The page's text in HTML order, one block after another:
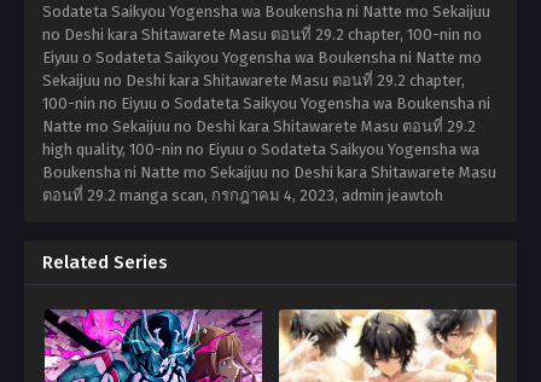
Sodateta Saikyou Yogensha wa Boukensha ni Natte mo Sekaijuu
no Deshi kara Shitawarete Masu ตอนที่ 29.2 chapter, 100-nin no
Eiyuu o Sodateta Saikyou Yogensha wa Boukensha ni Natte mo
Sekaijuu no Deshi kara Shitawarete Masu ตอนที่ 29.2 chapter,
100-nin no Eiyuu o Sodateta Saikyou Yogensha wa Boukensha ni
Natte mo Sekaijuu no Deshi kara Shitawarete Masu ตอนที่ 29.2
high quality, 100-nin no Eiyuu o Sodateta Saikyou Yogensha wa
Boukensha ni Natte mo Sekaijuu no Deshi kara Shitawarete Masu
ตอนที่ 29.2 manga scan, กรกฎาคม 4, 2023, admin jeawtoh
Related Series